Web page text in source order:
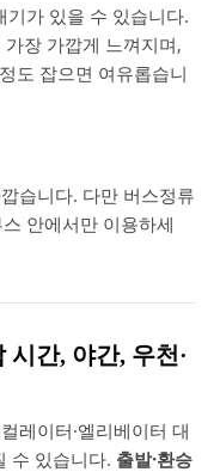
가 있을 수 있습니다.
장 가깝게 느껴지며,
정도 잡으면 여유롭습니
습니다. 다만 버스정류
안에서만 이용하세
시간, 야간, 우천·
레이터·엘리베이터 대
수 있습니다. 출발·환승